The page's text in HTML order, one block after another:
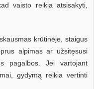
vaisto reikia atsisakyti,
krūtinėje, staigus
alpimas ar užsitęsusi
pagalbos. Jei vartojant
gydymą reikia vertinti